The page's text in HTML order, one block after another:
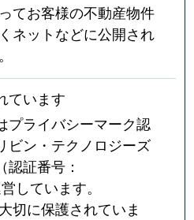
てお客様の不動産物件
ネットなどに公開され
ています
プライバシーマーク認
ビン・テクノロジーズ
認証番号：
しています。
切に保護されていま